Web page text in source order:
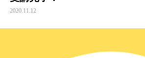
2020.11.12